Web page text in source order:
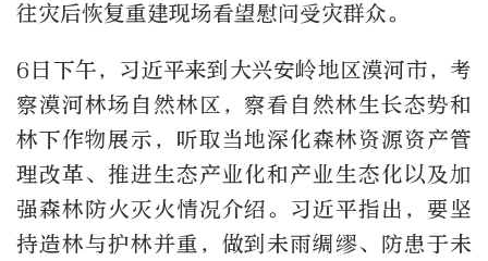
往灾后恢复重建现场看望慰问受灾群众。
6日下午，习近平来到大兴安岭地区漠河市，考
察漠河林场自然林区，察看自然林生长态势和
林下作物展示，听取当地深化森林资源资产管
理改革、推进生态产业化和产业生态化以及加
强森林防火灭火情况介绍。习近平指出，要坚
持造林与护林并重，做到未雨绸缪、防患于未